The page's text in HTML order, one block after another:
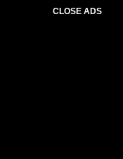
CLOSE ADS